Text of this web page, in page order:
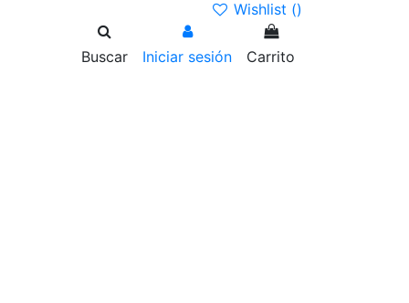
Wishlist ()
Buscar Iniciar sesión
Carrito